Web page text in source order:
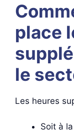
place
le
Les heures
Soit à